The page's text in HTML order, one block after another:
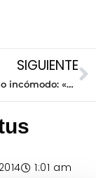
SIGUIENTE
Ese momento incómodo: «Sólo somos amigos» (Segunda parte)
1:01 am